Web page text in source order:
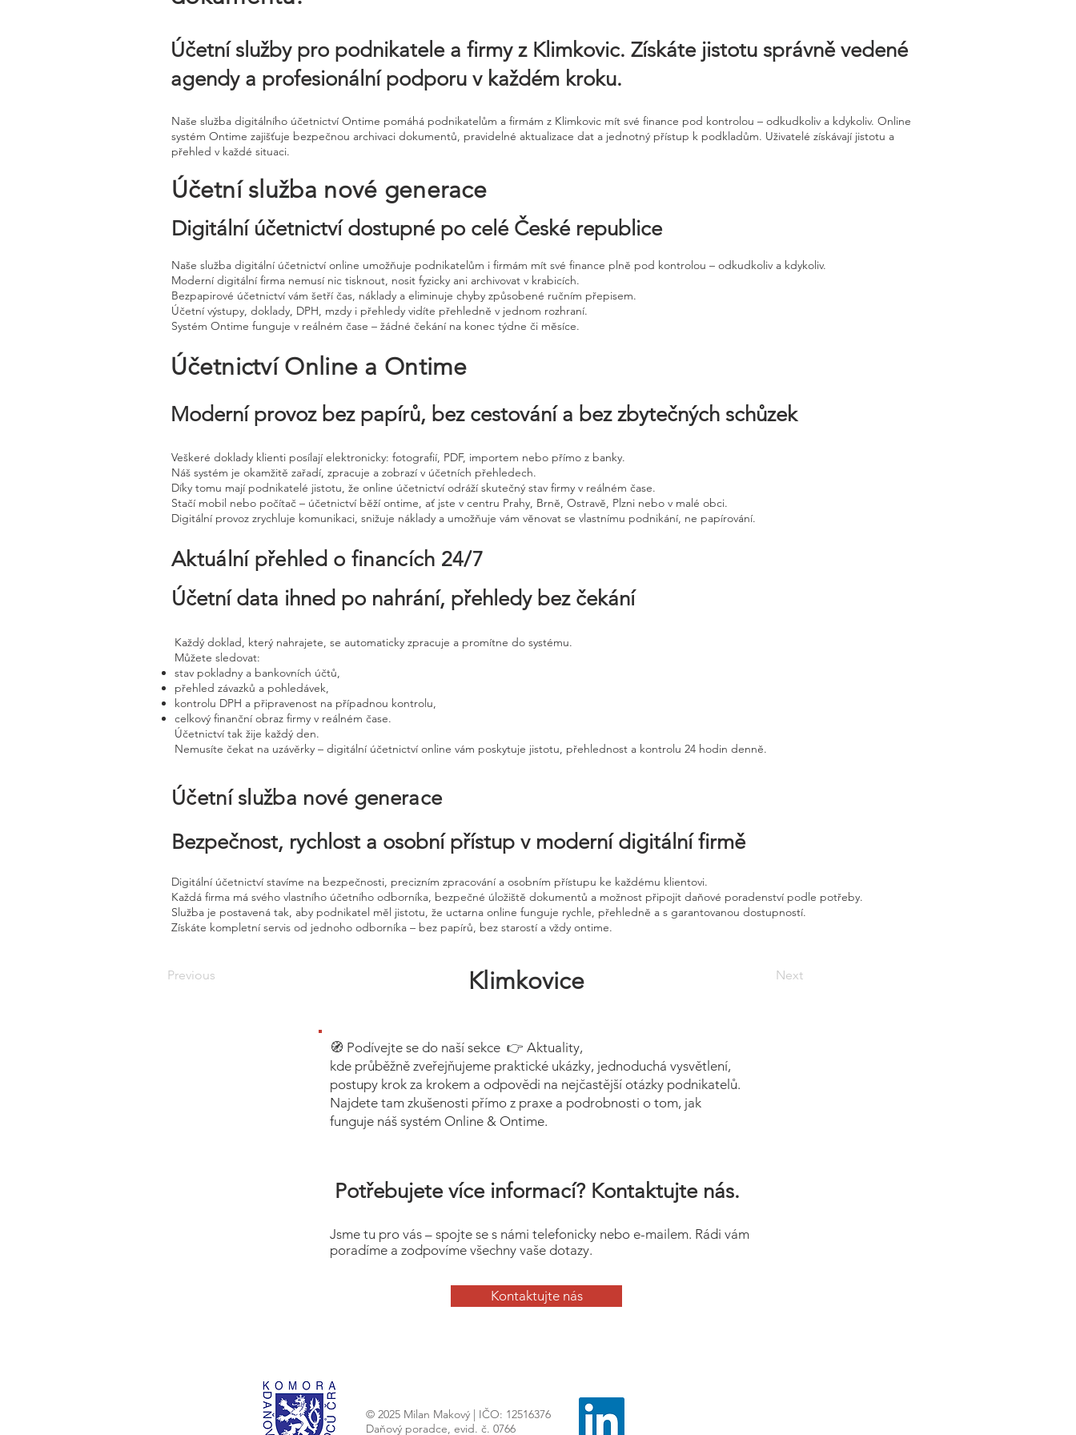
Účetní služby pro podnikatele a firmy z Klimkovic. Získáte jistotu správně vedené
agendy a profesionální podporu v každém kroku.
Naše služba digitálního účetnictví Ontime pomáhá podnikatelům a firmám z Klimkovic mít své finance pod kontrolou – odkudkoliv a kdykoliv. Online
systém Ontime zajišťuje bezpečnou archivaci dokumentů, pravidelné aktualizace dat a jednotný přístup k podkladům. Uživatelé získávají jistotu a
přehled v každé situaci.
Účetní služba nové generace
Digitální účetnictví dostupné po celé České republice
Naše služba digitální účetnictví online umožňuje podnikatelům i firmám mít své finance plně pod kontrolou – odkudkoliv a kdykoliv.
Moderní digitální firma nemusí nic tisknout, nosit fyzicky ani archivovat v krabicích.
Bezpapirové účetnictví vám šetří čas, náklady a eliminuje chyby způsobené ručním přepisem.
Účetní výstupy, doklady, DPH, mzdy i přehledy vidíte přehledně v jednom rozhraní.
Systém Ontime funguje v reálném čase – žádné čekání na konec týdne či měsíce.
Účetnictví Online a Ontime
Moderní provoz bez papírů, bez cestování a bez zbytečných schůzek
Veškeré doklady klienti posílají elektronicky: fotografií, PDF, importem nebo přímo z banky.
Náš systém je okamžitě zařadí, zpracuje a zobrazí v účetních přehledech.
Díky tomu mají podnikatelé jistotu, že online účetnictví odráží skutečný stav firmy v reálném čase.
Stačí mobil nebo počítač – účetnictví běží ontime, ať jste v centru Prahy, Brně, Ostravě, Plzni nebo v malé obci.
Digitální provoz zrychluje komunikaci, snižuje náklady a umožňuje vám věnovat se vlastnímu podnikání, ne papírování.
Aktuální přehled o financích 24/7
Účetní data ihned po nahrání, přehledy bez čekání
Každý doklad, který nahrajete, se automaticky zpracuje a promítne do systému.
Můžete sledovat:
stav pokladny a bankovních účtů,
přehled závazků a pohledávek,
kontrolu DPH a připravenost na případnou kontrolu,
celkový finanční obraz firmy v reálném čase.
Účetnictví tak žije každý den.
Nemusíte čekat na uzávěrky – digitální účetnictví online vám poskytuje jistotu, přehlednost a kontrolu 24 hodin denně.
Účetní služba nové generace
Bezpečnost, rychlost a osobní přístup v moderní digitální firmě
Digitální účetnictví stavíme na bezpečnosti, precizním zpracování a osobním přístupu ke každému klientovi.
Každá firma má svého vlastního účetního odborníka, bezpečné úložiště dokumentů a možnost připojit daňové poradenství podle potřeby.
Služba je postavená tak, aby podnikatel měl jistotu, že uctarna online funguje rychle, přehledně a s garantovanou dostupností.
Získáte kompletní servis od jednoho odborníka – bez papírů, bez starostí a vždy ontime.
Previous Next
Klimkovice
🧭 Podívejte se do naší sekce 👉 Aktuality,
kde průběžně zveřejňujeme praktické ukázky, jednoduchá vysvětlení,
postupy krok za krokem a odpovědi na nejčastější otázky podnikatelů.
Najdete tam zkušenosti přímo z praxe a podrobnosti o tom, jak
funguje náš systém Online & Ontime.
Potřebujete více informací? Kontaktujte nás.
Jsme tu pro vás – spojte se s námi telefonicky nebo e-mailem. Rádi vám
poradíme a zodpovíme všechny vaše dotazy.
Kontaktujte nás
© 2025 Milan Makový | IČO: 12516376
Daňový poradce, evid. č. 0766